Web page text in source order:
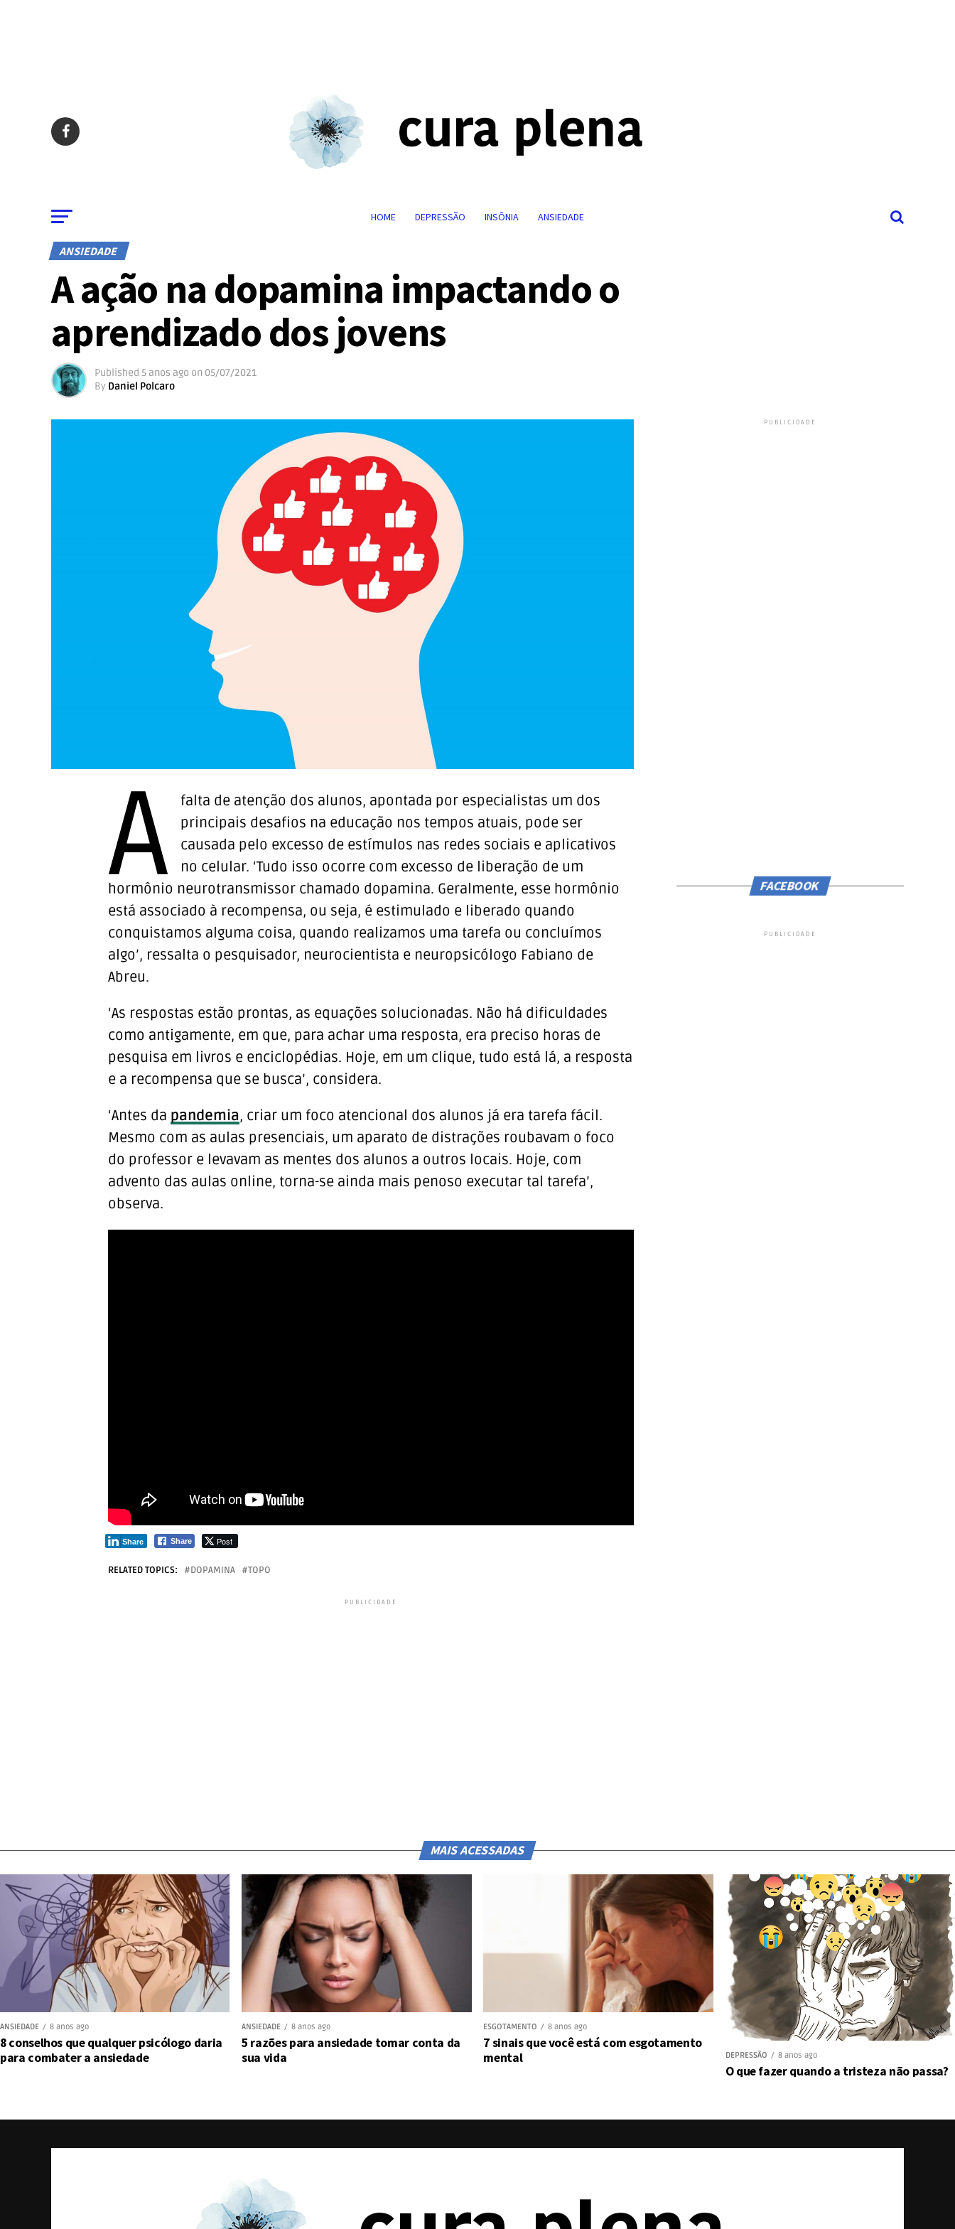
HOME DEPRESSÃO INSÔNIA ANSIEDADE
ANSIEDADE
A ação na dopamina impactando o
aprendizado dos jovens
Published 5 anos ago on 05/07/2021
By Daniel Polcaro
A
falta de atenção dos alunos, apontada por especialistas um dos
principais desafios na educação nos tempos atuais, pode ser
causada pelo excesso de estímulos nas redes sociais e aplicativos
no celular. ‘Tudo isso ocorre com excesso de liberação de um
hormônio neurotransmissor chamado dopamina. Geralmente, esse hormônio
está associado à recompensa, ou seja, é estimulado e liberado quando
conquistamos alguma coisa, quando realizamos uma tarefa ou concluímos
algo’, ressalta o pesquisador, neurocientista e neuropsicólogo Fabiano de
Abreu.
‘As respostas estão prontas, as equações solucionadas. Não há dificuldades
como antigamente, em que, para achar uma resposta, era preciso horas de
pesquisa em livros e enciclopédias. Hoje, em um clique, tudo está lá, a resposta
e a recompensa que se busca’, considera.
‘Antes da pandemia, criar um foco atencional dos alunos já era tarefa fácil.
Mesmo com as aulas presenciais, um aparato de distrações roubavam o foco
do professor e levavam as mentes dos alunos a outros locais. Hoje, com
advento das aulas online, torna-se ainda mais penoso executar tal tarefa’,
observa.
Share Post
Share
RELATED TOPICS: DOPAMINA TOPO
PUBLICIDADE
PUBLICIDADE
FACEBOOK
PUBLICIDADE
MAIS ACESSADAS
ANSIEDADE 8 anos ago
8 conselhos que qualquer psicólogo daria
para combater a ansiedade
ANSIEDADE 8 anos ago
5 razões para ansiedade tomar conta da
sua vida
ESGOTAMENTO 8 anos ago
7 sinais que você está com esgotamento
mental
DEPRESSÃO 8 anos ago
O que fazer quando a tristeza não passa?